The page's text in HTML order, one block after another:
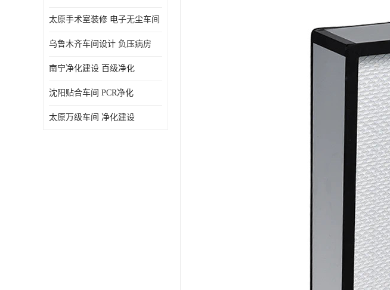
太原手术室装修 电子无尘车间
乌鲁木齐车间设计 负压病房
南宁净化建设 百级净化
沈阳贴合车间 PCR净化
太原万级车间 净化建设